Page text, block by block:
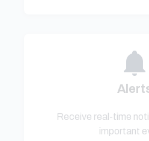
Receive real-time
important